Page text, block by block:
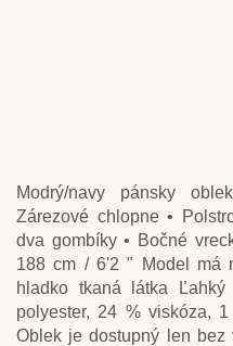
Modrý/navy pánsky
Zárezové chlopne •
dva gombíky • Bočné
188 cm / 6'2 " Model má
hladko tkaná látka
polyester, 24 % viskóza,
Oblek je dostupný len bez